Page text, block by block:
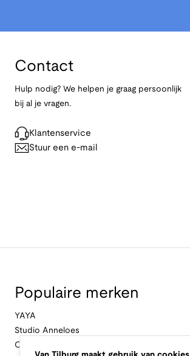
Contact
Hulp nodig? We helpen je graag persoonlijk
bij al je vragen.
Klantenservice
Stuur een e-mail
Populaire merken
YAYA
Studio Anneloes
Cambio